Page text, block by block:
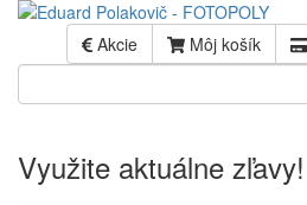
Akcie Môj košík
Využite aktuálne zľavy!